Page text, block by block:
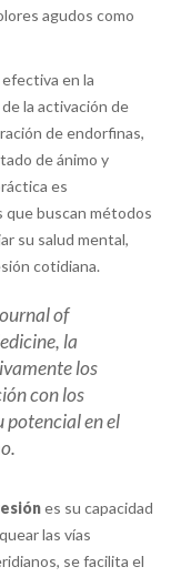
agudos como
en la
la activación de
de endorfinas,
de ánimo y
es
buscan métodos
su salud mental,
cotidiana.
of
la
los
con los
potencial en el
es su capacidad
las vías
se facilita el